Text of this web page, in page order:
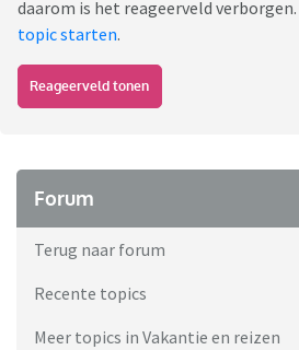
daarom is het reageerveld verborgen.
topic starten.
Reageerveld tonen
Forum
Terug naar forum
Recente topics
Meer topics in Vakantie en reizen